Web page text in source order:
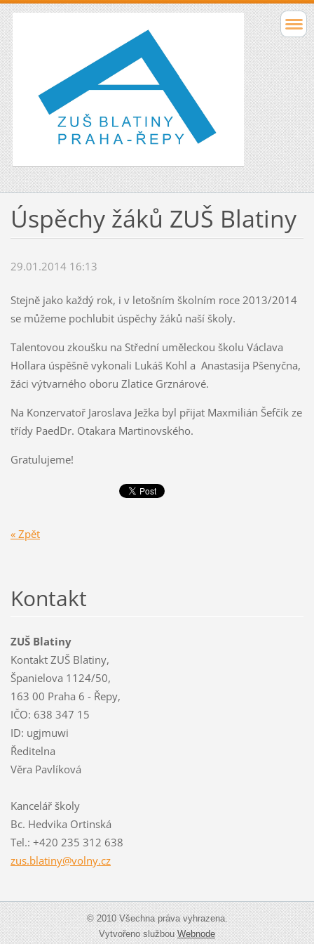
Úspěchy žáků ZUŠ Blatiny
29.01.2014 16:13
Stejně jako každý rok, i v letošním školním roce 2013/2014
se můžeme pochlubit úspěchy žáků naší školy.
Talentovou zkoušku na Střední uměleckou školu Václava
Hollara úspěšně vykonali Lukáš Kohl a Anastasija Pšenyčna,
žáci výtvarného oboru Zlatice Grznárové.
Na Konzervatoř Jaroslava Ježka byl přijat Maxmilián Šefčík ze
třídy PaedDr. Otakara Martinovského.
Gratulujeme!
« Zpět
Kontakt
ZUŠ Blatiny
Kontakt ZUŠ Blatiny,
Španielova 1124/50,
163 00 Praha 6 - Řepy,
IČO: 638 347 15
ID: ugjmuwi
Ředitelna
Věra Pavlíková
Kancelář školy
Bc. Hedvika Ortinská
Tel.: +420 235 312 638
zus.blatiny@volny.cz
© 2010 Všechna práva vyhrazena.
Vytvořeno službouWebnode